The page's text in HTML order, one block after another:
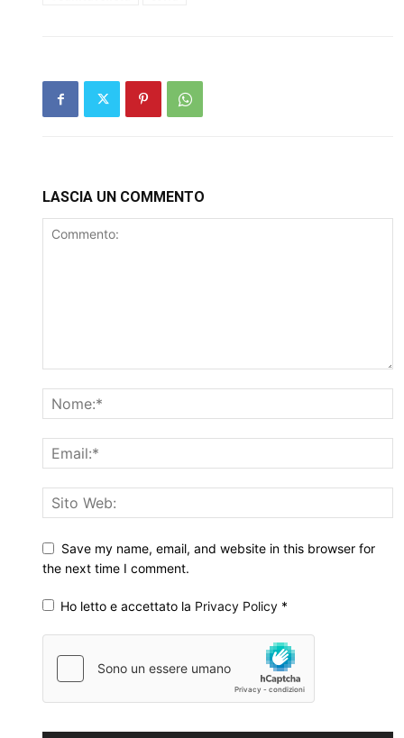
LASCIA UN COMMENTO
Save my name, email, and website in this browser for
the next time I comment.
Ho letto e accettato la Privacy Policy *